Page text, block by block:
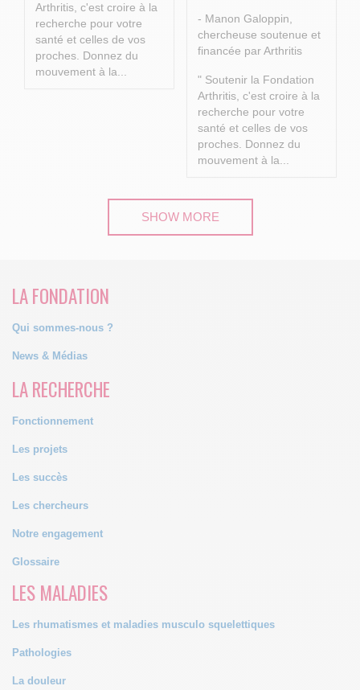
Arthritis, c'est croire à la
recherche pour votre
santé et celles de vos
proches. Donnez du
mouvement à la...
- Manon Galoppin,
chercheuse soutenue et
financée par Arthritis
" Soutenir la Fondation
Arthritis, c'est croire à la
recherche pour votre
santé et celles de vos
proches. Donnez du
mouvement à la...
SHOW MORE
LA FONDATION
Qui sommes-nous ?
News & Médias
LA RECHERCHE
Fonctionnement
Les projets
Les succès
Les chercheurs
Notre engagement
Glossaire
LES MALADIES
Les rhumatismes et maladies musculo squelettiques
Pathologies
La douleur